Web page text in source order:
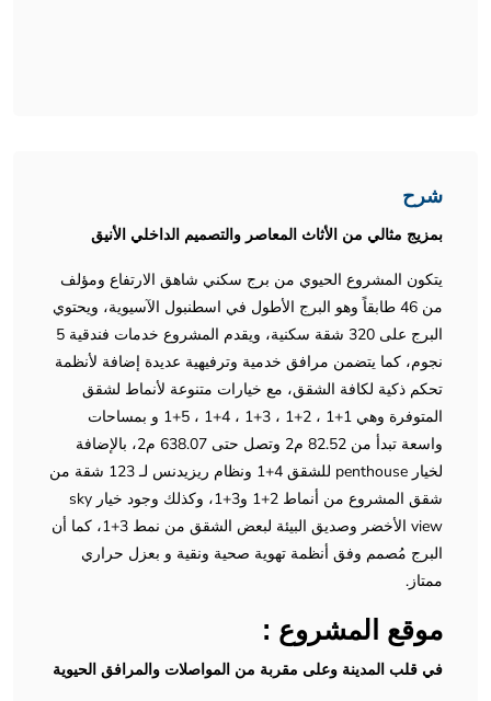
شرح
بمزيج مثالي من الأثاث المعاصر والتصميم الداخلي الأنيق
يتكون المشروع الحيوي من برج سكني شاهق الارتفاع ومؤلف
من 46 طابقاً وهو البرج الأطول في اسطنبول الآسيوية، ويحتوي
البرج على 320 شقة سكنية، ويقدم المشروع خدمات فندقية 5
نجوم، كما يتضمن مرافق خدمية وترفيهية عديدة إضافة لأنظمة
تحكم ذكية لكافة الشقق، مع خيارات متنوعة لأنماط لشقق
المتوفرة وهي 1+1 ، 2+1 ، 3+1 ، 4+1 ، 5+1 و بمساحات
واسعة تبدأ من 82.52 م2 وتصل حتى 638.07 م2، بالإضافة
لخيار penthouse للشقق 4+1 ونظام ريزيدنس لـ 123 شقة من
شقق المشروع من أنماط 2+1 و3+1، وكذلك وجود خيار sky
view الأخضر وصديق البيئة لبعض الشقق من نمط 3+1، كما أن
البرج مُصمم وفق أنظمة تهوية صحية ونقية و بعزل حراري
ممتاز.
موقع المشروع :
في قلب المدينة وعلى مقربة من المواصلات والمرافق الحيوية